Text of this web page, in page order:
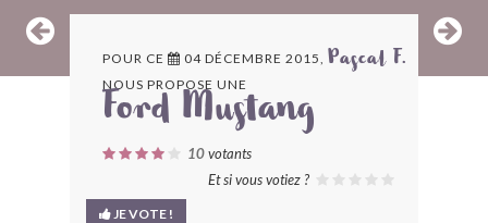
ARCHIVES
LES CONTRIBUTEURS
LE BLOG
POUR CE 04 DÉCEMBRE 2015, Pascal F.
NOUS PROPOSE UNE
Ford Mustang
10votants
Et si vous votiez ?
JE VOTE !